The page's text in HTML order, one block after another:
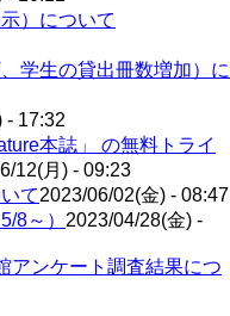
）について
学生の貸出冊数増加）に
- 17:32
本誌」 の無料トライ
12(月) - 09:23
て2023/06/02(金) - 08:47
8～） 2023/04/28(金) -
ンケート調査結果につ